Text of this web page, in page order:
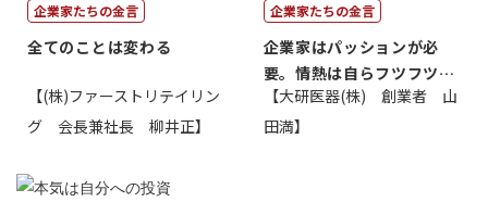
企業家たちの金言
全てのことは変わる
【(株)ファーストリテイリン
グ 会長兼社長 柳井正】
企業家たちの金言
企業家はパッションが必
要。情熱は自らフツフツと
湧いてくるもの...
【大研医器(株) 創業者 山
田満】